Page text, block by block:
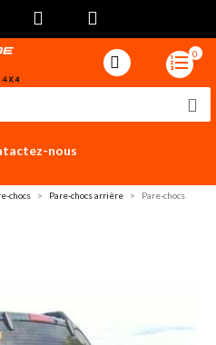
0
nous
chocs Pare-chocs arrière
Pare-chocs